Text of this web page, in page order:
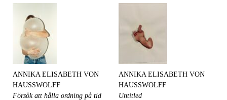
ANNIKA ELISABETH VON
HAUSSWOLFF
Försök att hålla ordning på tid
ANNIKA ELISABETH VON
HAUSSWOLFF
Untitled